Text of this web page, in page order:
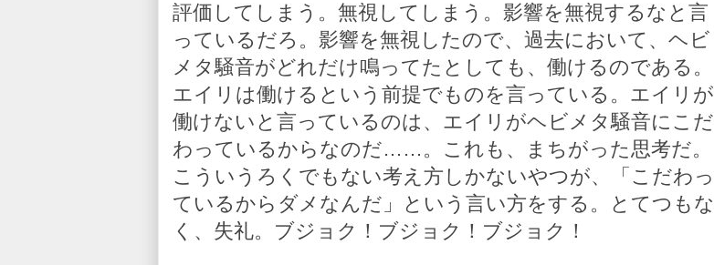
評価してしまう。無視してしまう。影響を無視するなと言
っているだろ。影響を無視したので、過去において、ヘビ
メタ騒音がどれだけ鳴ってたとしても、働けるのである。
エイリは働けるという前提でものを言っている。エイリが
働けないと言っているのは、エイリがヘビメタ騒音にこだ
わっているからなのだ……。これも、まちがった思考だ。
こういうろくでもない考え方しかないやつが、「こだわっ
ているからダメなんだ」という言い方をする。とてつもな
く、失礼。ブジョク！ブジョク！ブジョク！